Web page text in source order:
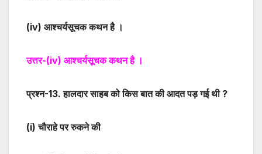
(iv) आश्चर्यसूचक कथन है ।
उत्तर-(iv) आश्चर्यसूचक कथन है ।
प्रश्न-13. हालदार साहब को किस बात की आदत पड़ गई थी ?
(i) चौराहे पर रुकने की